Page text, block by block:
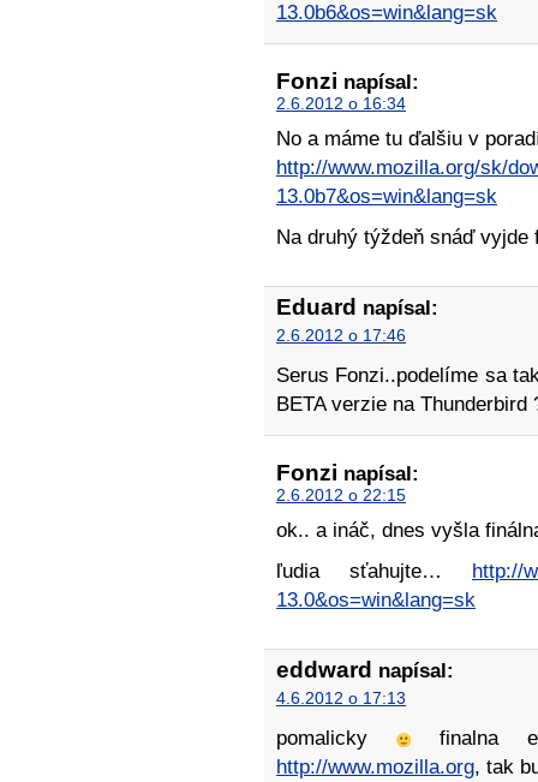
13.0b6&os=win&lang=sk
Fonzi napísal:
2.6.2012 o 16:34
No a máme tu ďalšiu v
http://www.mozilla.org/sk/
13.0b7&os=win&lang=sk
Na druhý týždeň snáď
Eduard napísal:
2.6.2012 o 17:46
Serus Fonzi..podelíme sa
BETA verzie na Thunderbird
Fonzi napísal:
2.6.2012 o 22:15
ok.. a ináč, dnes vyšla
ľudia sťahujte…
http://
13.0&os=win&lang=sk
eddward napísal:
4.6.2012 o 17:13
pomalicky
finalna
http://www.mozilla.org, tak